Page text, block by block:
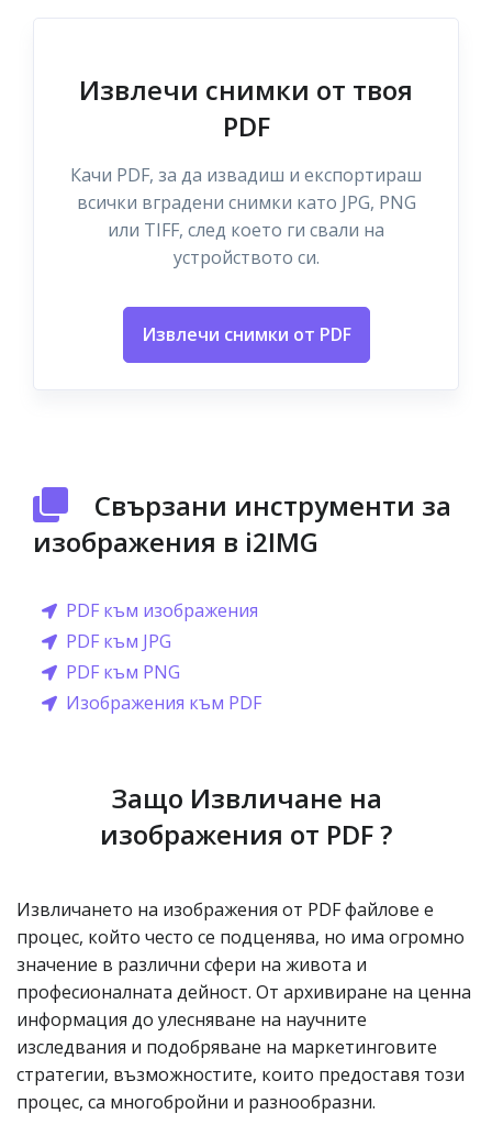
Извлечи снимки от твоя
PDF
Качи PDF, за да извадиш и експортираш
всички вградени снимки като JPG, PNG
или TIFF, след което ги свали на
устройството си.
Извлечи снимки от PDF
Свързани инструменти за
изображения в i2IMG
PDF към изображения
PDF към JPG
PDF към PNG
Изображения към PDF
Защо Извличане на
изображения от PDF ?
Извличането на изображения от PDF файлове е
процес, който често се подценява, но има огромно
значение в различни сфери на живота и
професионалната дейност. От архивиране на ценна
информация до улесняване на научните
изследвания и подобряване на маркетинговите
стратегии, възможностите, които предоставя този
процес, са многобройни и разнообразни.